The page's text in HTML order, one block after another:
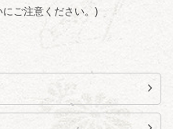
いにご注意ください。)